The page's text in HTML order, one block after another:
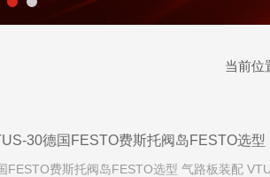
当前位
30德国FESTO费斯托阀岛FESTO选型
FESTO费斯托阀岛FESTO选型 气路板装配